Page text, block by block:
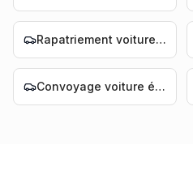
Rapatriement voiture Nantes
Convoyage voiture électrique Nantes